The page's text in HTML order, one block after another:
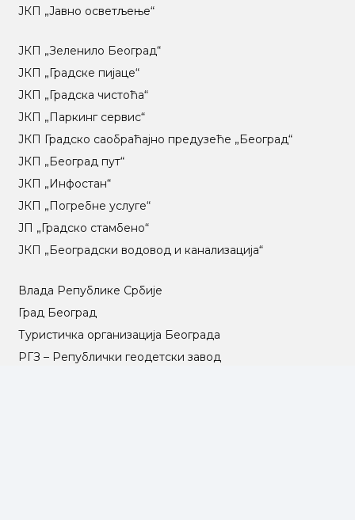
ЈКП „Јавно осветљење“
ЈКП „Зеленило Београд“
ЈКП „Градске пијаце“
ЈКП „Градска чистоћа“
ЈКП „Паркинг сервис“
ЈКП Градско саобраћајно предузеће „Београд“
ЈКП „Београд пут“
ЈКП „Инфостан“
ЈКП „Погребне услуге“
ЈП „Градско стамбено“
ЈКП „Београдски водовод и канализација“
Влада Републике Србије
Град Београд
Туристичка организација Београда
РГЗ – Републички геодетски завод